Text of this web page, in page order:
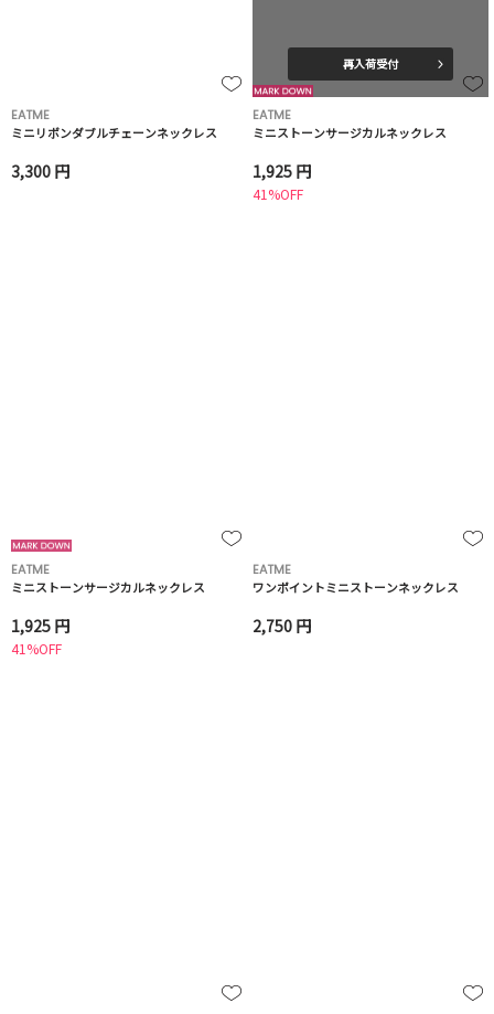
EATME
ミニリボンダブルチェーンネックレス
3,300 円
再入荷受付
EATME
ミニストーンサージカルネックレス
1,925 円
41%OFF
EATME
ミニストーンサージカルネックレス
1,925 円
41%OFF
EATME
ワンポイントミニストーンネックレス
2,750 円